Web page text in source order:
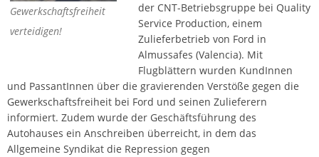
Gewerkschaftsfreiheit
verteidigen!
der CNT-Betriebsgruppe bei Quality
Service Production, einem
Zulieferbetrieb von Ford in
Almussafes (Valencia). Mit
Flugblättern wurden KundInnen
und PassantInnen über die gravierenden Verstöße gegen die
Gewerkschaftsfreiheit bei Ford und seinen Zulieferern
informiert. Zudem wurde der Geschäftsführung des
Autohauses ein Anschreiben überreicht, in dem das
Allgemeine Syndikat die Repression gegen